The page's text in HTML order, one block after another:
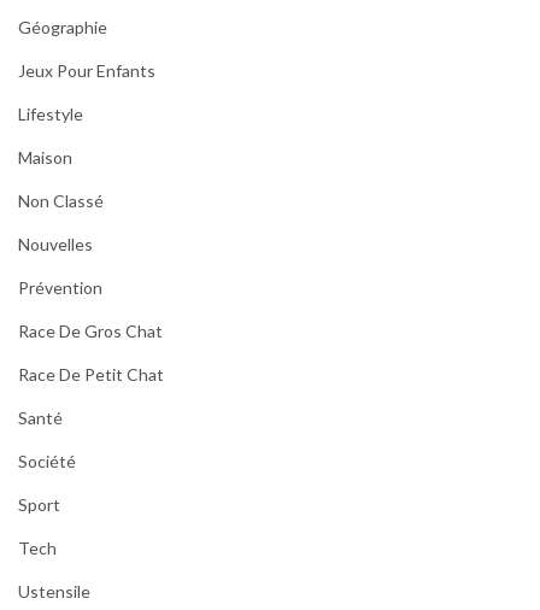
Géographie
Jeux Pour Enfants
Lifestyle
Maison
Non Classé
Nouvelles
Prévention
Race De Gros Chat
Race De Petit Chat
Santé
Société
Sport
Tech
Ustensile